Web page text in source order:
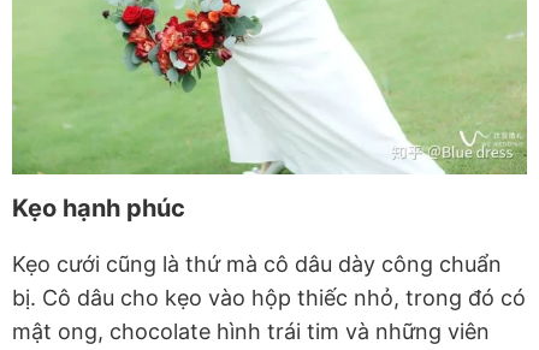
Kẹo hạnh phúc
Kẹo cưới cũng là thứ mà cô dâu dày công chuẩn
bị. Cô dâu cho kẹo vào hộp thiếc nhỏ, trong đó có
mật ong, chocolate hình trái tim và những viên